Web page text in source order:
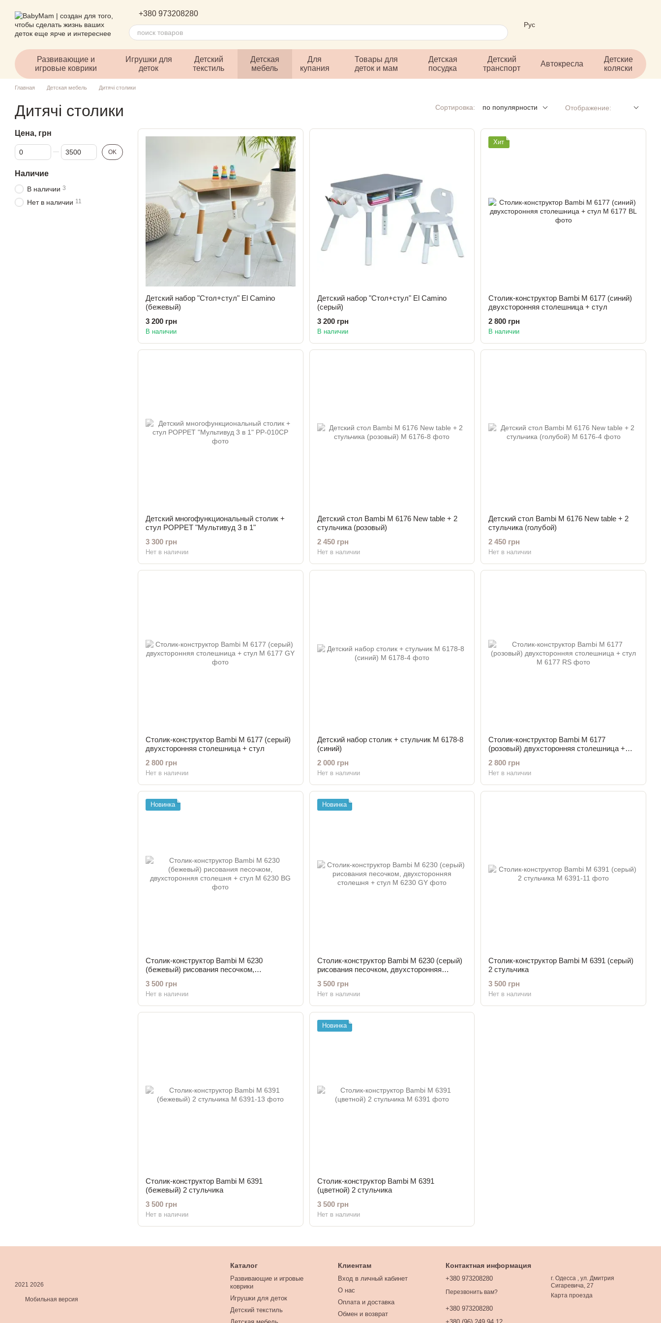
+380 973208280
Рус
Развивающие и
игровые коврики
Игрушки для
деток
Детский
текстиль
Детская
мебель
Для
купания
Товары для
деток и мам
Детская
посудка
Детский
транспорт
Автокресла
Детские
коляски
Главная Детская мебель Дитячі столики
Дитячі столики Сортировка: по популярности Отображение:
Детский набор "Стол+стул" El Camino
(бежевый)
3 200 грн
В наличии
Детский набор "Стол+стул" El Camino
(серый)
3 200 грн
В наличии
Хит
Столик-конструктор Bambi M 6177 (синий)
двухсторонняя столешница + стул
2 800 грн
В наличии
Детский многофункциональный столик +
стул POPPET "Мультивуд 3 в 1"
3 300 грн
Нет в наличии
Детский стол Bambi M 6176 New table + 2
стульчика (розовый)
2 450 грн
Нет в наличии
Детский стол Bambi M 6176 New table + 2
стульчика (голубой)
2 450 грн
Нет в наличии
Столик-конструктор Bambi M 6177 (серый)
двухсторонняя столешница + стул
2 800 грн
Нет в наличии
Детский набор столик + стульчик M 6178-8
(синий)
2 000 грн
Нет в наличии
Столик-конструктор Bambi M 6177
(розовый) двухсторонняя столешница +
2 800 грн
Нет в наличии
Новинка
Столик-конструктор Bambi M 6230
(бежевый) рисования песочком,
3 500 грн
Нет в наличии
Новинка
Столик-конструктор Bambi M 6230 (серый)
рисования песочком, двухсторонняя
3 500 грн
Нет в наличии
Столик-конструктор Bambi M 6391 (серый)
2 стульчика
3 500 грн
Нет в наличии
Столик-конструктор Bambi M 6391
(бежевый) 2 стульчика
3 500 грн
Нет в наличии
Новинка
Столик-конструктор Bambi M 6391
(цветной) 2 стульчика
3 500 грн
Нет в наличии
Цена, грн
От Цена, грн
До Цена, грн OK
Наличие
В наличии 3
Нет в наличии 11
2021 2026
Мобильная версия
Каталог
Развивающие и игровые
коврики
Игрушки для деток
Детский текстиль
Клиентам
Вход в личный кабинет
О нас
Оплата и доставка
Обмен и возврат
Контактная информация
+380 973208280
Перезвонить вам?
+380 973208280
г. Одесса , ул. Дмитрия
Сигаревича, 27
Карта проезда